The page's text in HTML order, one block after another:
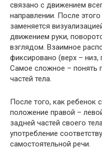
связано с движением
направлении. После
заменяется
движением руки,
взглядом. Взаимное
фиксировано (верх –
Самое сложное – понять
частей тела.
После того, как ребенок
положение правой –
задней частей своего
употребление
самостоятельной речи.